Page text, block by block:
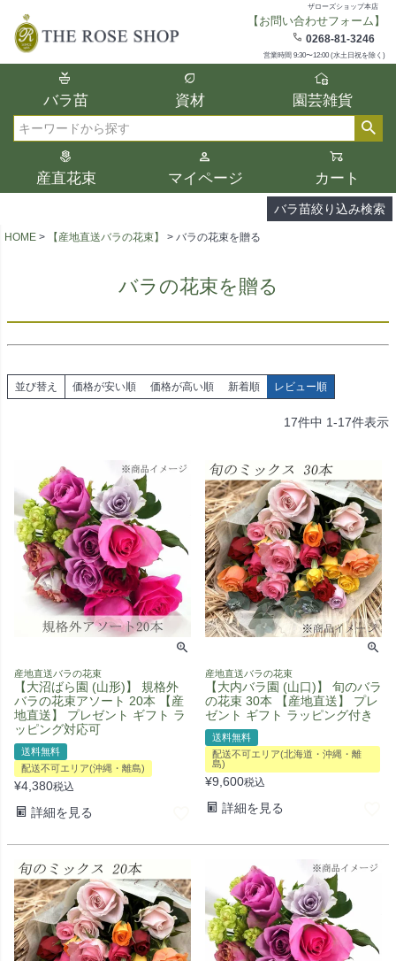
ザローズショップ本店
【お問い合わせフォーム】
0268-81-3246
営業時間 9:30〜12:00 (水土日祝を除く)
バラ苗 資材 園芸雑貨
産直花束 マイページ カート
バラ苗絞り込み検索
在庫
在庫ありのみ表示
検索
複数の条件を選択して絞り込み検索が可能
選択した項目全てに該当する品種のみ検索
結果に表示されます。
タイプ、カラー、ブランドなどは1つずつ選
択してください。
HOME 【産地直送バラの花束】 バラの花束を贈る
バラの花束を贈る
並び替え 価格が安い順 価格が高い順 新着順 レビュー順
17件中 1-17件表示
産地直送バラの花束
【大沼ばら園 (山形)】 規格外
バラの花束アソート 20本 【産
地直送】 プレゼント ギフト ラ
ッピング対応可
送料無料
配送不可エリア(沖縄・離島)
¥4,380税込
詳細を見る
産地直送バラの花束
【大内バラ園 (山口)】 旬のバラ
の花束 30本 【産地直送】 プレ
ゼント ギフト ラッピング付き
送料無料
配送不可エリア(北海道・沖縄・離
島)
¥9,600税込
詳細を見る